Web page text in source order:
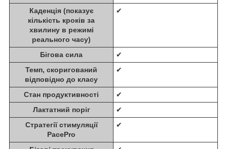
Каденція (показує
кількість кроків за
хвилину в режимі
реального часу)
✔
Бігова сила
✔
Темп, скоригований
відповідно до класу
✔
Стан продуктивності
✔
Лактатний поріг
✔
Стратегії стимуляції
PacePro
✔